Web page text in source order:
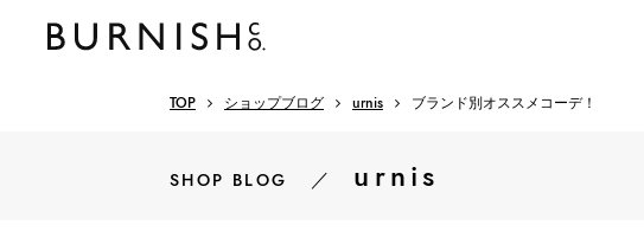
TOP ショップブログ urnis ブランド別オススメコーデ！
SHOP BLOG ／ urnis